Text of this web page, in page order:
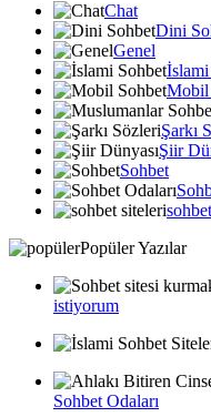
Chat
Dini
Genel
Mobil
Şarkı
Şiir
Sohbet
Popüler Yazılar
istiyorum
Sohbet Odaları